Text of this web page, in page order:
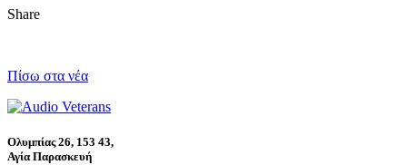
Share
Πίσω στα νέα
Ολυμπίας 26, 153 43,
Αγία Παρασκευή